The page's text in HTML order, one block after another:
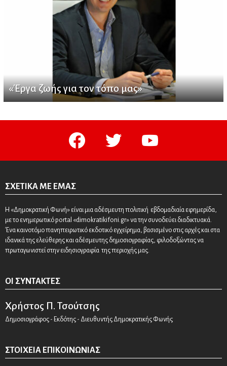
«Έργα ζωής για τον τόπο μας»
facebook twitter
ΣΧΕΤΙΚΆ ΜΕ ΕΜΆΣ
Η «Δημοκρατική Φωνή» είναι μια αδέσμευτη πολιτική εβδομαδιαία εφημερίδα,
με το ενημερωτικό portal «dimokratikifoni.gr» να την συνοδεύει διαδικτυακά.
Ένα καινοτόμο πανηπειρωτικό εκδοτικό εγχείρημα, βασισμένο στις αρχές και στα
ιδανικά της ελεύθερης και αδέσμευτης δημοσιογραφίας, φιλοδοξώντας να
πρωταγωνιστεί στην ειδησιογραφία της περιοχής μας.
ΟΙ ΣΥΝΤΆΚΤΕΣ
Χρήστος Π. Τσούτσης
Δημοσιογράφος - Εκδότης - Διευθυντής Δημοκρατικής Φωνής
ΣΤΟΙΧΕΊΑ ΕΠΙΚΟΙΝΩΝΊΑΣ